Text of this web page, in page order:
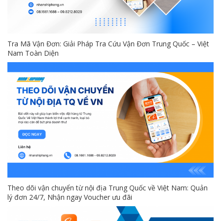
Tra Mã Vận Đơn: Giải Pháp Tra Cứu Vận Đơn Trung Quốc – Việt
Nam Toàn Diện
Theo dõi vận chuyển từ nội địa Trung Quốc về Việt Nam: Quản
lý đơn 24/7, Nhận ngay Voucher ưu đãi